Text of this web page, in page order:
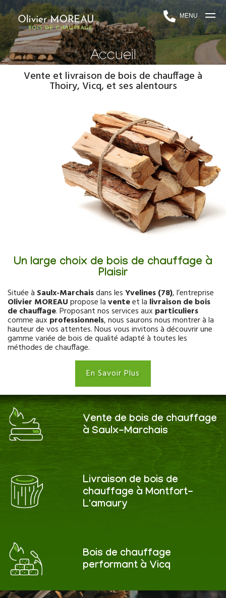
MENU
Accueil
Vente et livraison de bois de chauffage à
Thoiry, Vicq, et ses alentours
Un large choix de bois de chauffage à
Plaisir
Située à Saulx-Marchaisdans lesYvelines (78), l’entreprise
Olivier MOREAUpropose laventeet la livraison de bois
de chauffage. Proposant nos services aux particuliers
comme aux professionnels, nous saurons nous montrer à la
hauteur de vos attentes. Nous vous invitons à découvrir une
gamme variée de bois de qualité adapté à toutes les
méthodes de chauffage.
En Savoir Plus
Vente de bois de chauffage
à Saulx-Marchais
Livraison de bois de
chauffage à Montfort-
L'amaury
Bois de chauffage
performant à Vicq